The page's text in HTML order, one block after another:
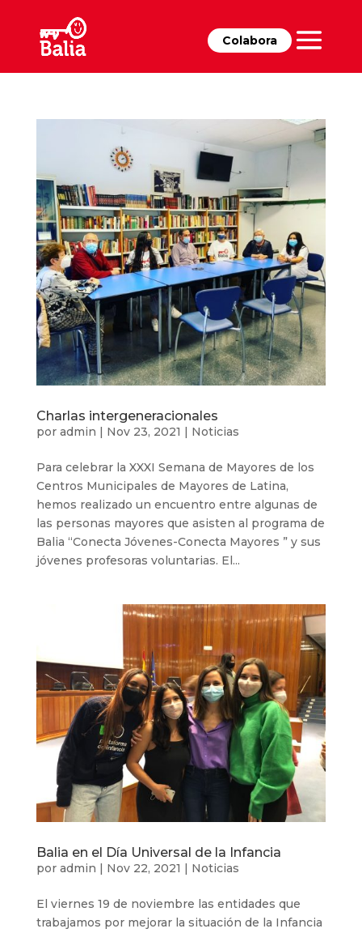
Colabora
Charlas intergeneracionales
por admin | Nov 23, 2021 | Noticias
Para celebrar la XXXI Semana de Mayores de los
Centros Municipales de Mayores de Latina,
hemos realizado un encuentro entre algunas de
las personas mayores que asisten al programa de
Balia “Conecta Jóvenes-Conecta Mayores ” y sus
jóvenes profesoras voluntarias. El...
Balia en el Día Universal de la Infancia
por admin | Nov 22, 2021 | Noticias
El viernes 19 de noviembre las entidades que
trabajamos por mejorar la situación de la Infancia